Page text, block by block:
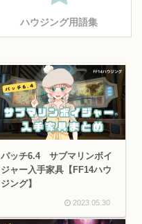
ハウジング用語集
パッチ6.4 サブマリンボイ
ジャー入手家具【FF14ハウ
ジング】
2023.05.30